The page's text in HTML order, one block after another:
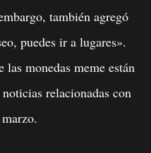
también agregó
puedes ir a lugares».
monedas meme están
relacionadas con